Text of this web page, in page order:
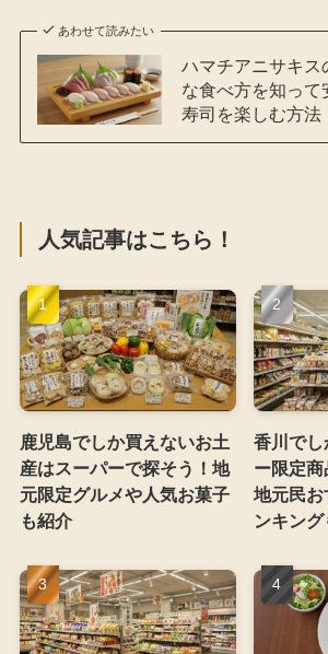
あわせて読みたい
ハマチアニサキス
な食べ方を知って
寿司を楽しむ方法
人気記事はこちら！
鹿児島でしか買えないお土
産はスーパーで探そう！地
元限定グルメや人気お菓子
も紹介
香川で
ー限定商
地元民お
ンキン